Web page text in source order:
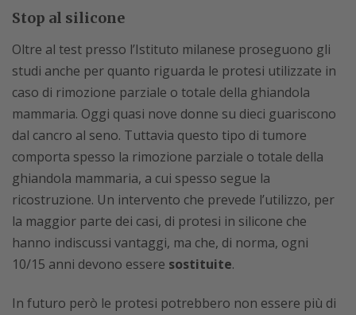
Stop al silicone
Oltre al test presso l’Istituto milanese proseguono gli
studi anche per quanto riguarda le protesi utilizzate in
caso di rimozione parziale o totale della ghiandola
mammaria. Oggi quasi nove donne su dieci guariscono
dal cancro al seno. Tuttavia questo tipo di tumore
comporta spesso la rimozione parziale o totale della
ghiandola mammaria, a cui spesso segue la
ricostruzione. Un intervento che prevede l’utilizzo, per
la maggior parte dei casi, di protesi in silicone che
hanno indiscussi vantaggi, ma che, di norma, ogni
10/15 anni devono essere sostituite.
In futuro però le protesi potrebbero non essere più di